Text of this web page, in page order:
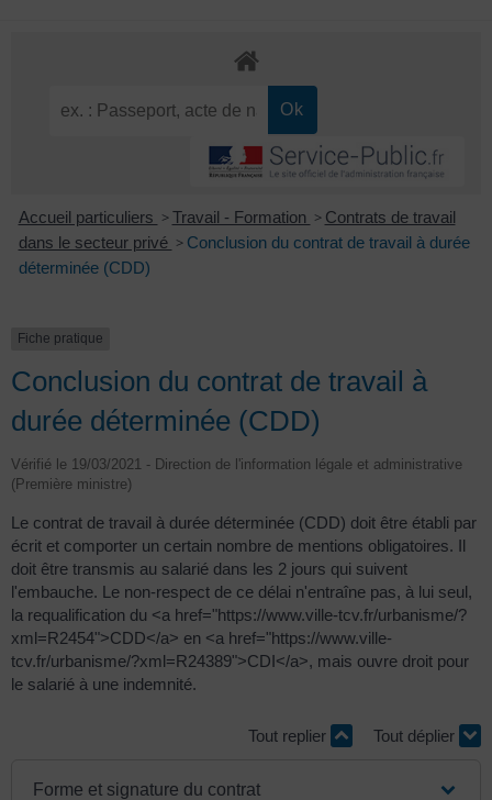
Accueil particuliers > Travail - Formation > Contrats de travail
dans le secteur privé > Conclusion du contrat de travail à durée
déterminée (CDD)
Fiche pratique
Conclusion du contrat de travail à
durée déterminée (CDD)
Vérifié le 19/03/2021 - Direction de l'information légale et administrative
(Première ministre)
Le contrat de travail à durée déterminée (CDD) doit être établi par
écrit et comporter un certain nombre de mentions obligatoires. Il
doit être transmis au salarié dans les 2 jours qui suivent
l'embauche. Le non-respect de ce délai n'entraîne pas, à lui seul,
la requalification du <a href="https://www.ville-tcv.fr/urbanisme/?
xml=R2454">CDD</a> en <a href="https://www.ville-
tcv.fr/urbanisme/?xml=R24389">CDI</a>, mais ouvre droit pour
le salarié à une indemnité.
Tout replier Tout déplier
Forme et signature du contrat